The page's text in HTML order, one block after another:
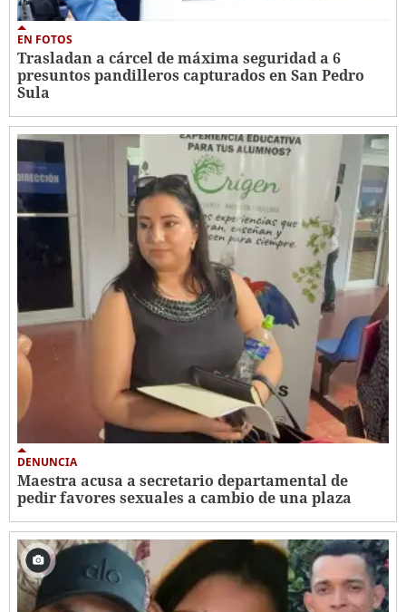
EN FOTOS
Trasladan a cárcel de máxima seguridad a 6
presuntos pandilleros capturados en San Pedro
Sula
DENUNCIA
Maestra acusa a secretario departamental de
pedir favores sexuales a cambio de una plaza